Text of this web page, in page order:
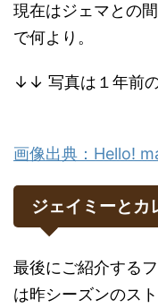
現在はジェマとの
で何より。
↓↓ 写真は１年前の
画像出典：Hello!
ジェイミーとカ
最後にご紹介する
は昨シーズンのス